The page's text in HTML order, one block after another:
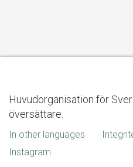
Huvudorganisation för
översättare.
In other languages
Instagram